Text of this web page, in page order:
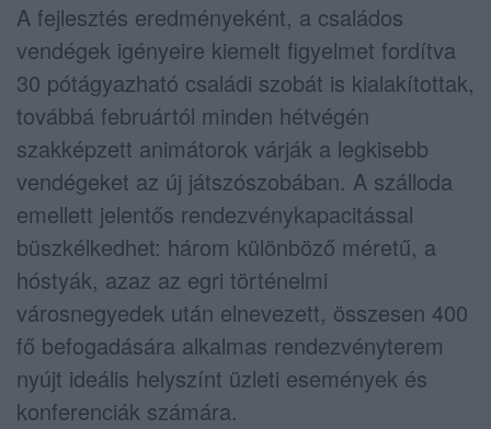
A fejlesztés eredményeként, a családos
vendégek igényeire kiemelt figyelmet fordítva
30 pótágyazható családi szobát is kialakítottak,
továbbá februártól minden hétvégén
szakképzett animátorok várják a legkisebb
vendégeket az új játszószobában. A szálloda
emellett jelentős rendezvénykapacitással
büszkélkedhet: három különböző méretű, a
hóstyák, azaz az egri történelmi
városnegyedek után elnevezett, összesen 400
fő befogadására alkalmas rendezvényterem
nyújt ideális helyszínt üzleti események és
konferenciák számára.